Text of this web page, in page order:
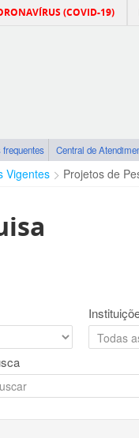
(COVID-19)
frequentes Central de
Vigentes Projetos de